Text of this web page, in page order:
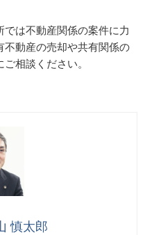
は不動産関係の案件に力
不動産の売却や共有関係の
相談ください。
慎太郎